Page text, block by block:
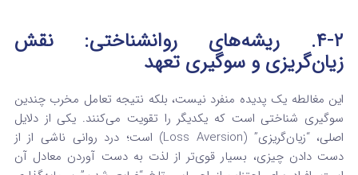
۴-۲. ریشه‌های روانشناختی: نقش
زیان‌گریزی و سوگیری تعهد
این مغالطه یک پدیده منفرد نیست، بلکه نتیجه تعامل مخرب چندین
سوگیری شناختی است که یکدیگر را تقویت می‌کنند. یکی از دلایل
اصلی، “زیان‌گریزی” (Loss Aversion) است؛ درد روانی ناشی از از
دست دادن چیزی، بسیار قوی‌تر از لذت به دست آوردن معادل آن